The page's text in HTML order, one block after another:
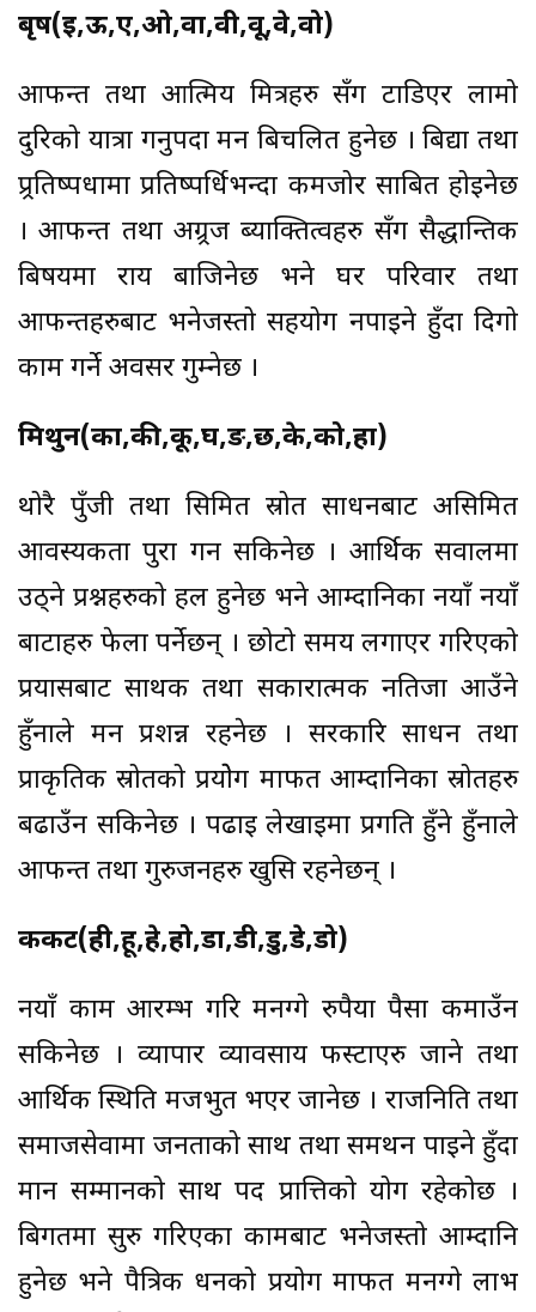
बृष(ई,ऊ,ए,ओ,वा,वी,वू,वे,वो)
आफन्त तथा आत्मिय मित्रहरु सँग टाडिएर लामो
दुरिको यात्रा गर्नुपदा मन बिचलित हुनेछ । बिद्या तथा
प्र्रतिष्पर्धामा प्रतिष्पर्धिभन्दा कमजोर साबित होईनेछ
। आफन्त तथा अग्र्रज ब्याक्तित्वहरु सँग सैद्धान्तिक
बिषयमा राय बाजिनेछ भने घर परिवार तथा
आफन्तहरुबाट भनेजस्तो सहयोग नपाईने हुँदा दिगो
काम गर्ने अवसर गुम्नेछ ।
मिथुन(का,की,कू,घ,ङ,छ,के,को,हा)
थोरै पुँजी तथा सिमित स्रोत साधनबाट असिमित
आवस्यकता पुरा गर्न सकिनेछ । आर्थिक सवालमा
उठ्ने प्रश्नहरुको हल हुनेछ भने आम्दानिका नयाँ नयाँ
बाटाहरु फेला पर्नेछन् । छोटो समय लगाएर गरिएको
प्रयासबाट सार्थक तथा सकारात्मक नतिजा आउँने
हुँनाले मन प्रशन्न रहनेछ । सरकारि साधन तथा
प्राकृतिक स्रोतको प्रयोेग मार्फत आम्दानिका स्रोतहरु
बढाउँन सकिनेछ । पढाई लेखाईमा प्रगति हुँने हुँनाले
आफन्त तथा गुरुजनहरु खुसि रहनेछन् ।
कर्कट(ही,हू,हे,हो,डा,डी,डु,डे,डो)
नयाँ काम आरम्भ गरि मनग्गे रुपैया पैसा कमाउँन
सकिनेछ । व्यापार व्यावसाय फस्टाएरु जाने तथा
आर्थिक स्थिति मजभुत भएर जानेछ । राजनिति तथा
समाजसेवामा जनताको साथ तथा समर्थन पाईने हुँदा
मान सम्मानको साथ पद प्रात्तिको योग रहेकोछ ।
बिगतमा सुरु गरिएका कामबाट भनेजस्तो आम्दानि
हुनेछ भने पैत्रिक धनको प्रयोग मार्फत मनग्गे लाभ